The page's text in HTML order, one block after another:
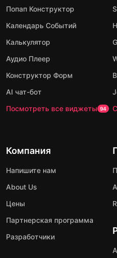
Попап Конструктор
Календарь Событий
Калькулятор
Аудио Плеер
Конструктор Форм
AI чат-бот
Посмотреть все виджеты 94
Компания
Напишите нам
About Us
Цены
Партнерская программа
Разработчики